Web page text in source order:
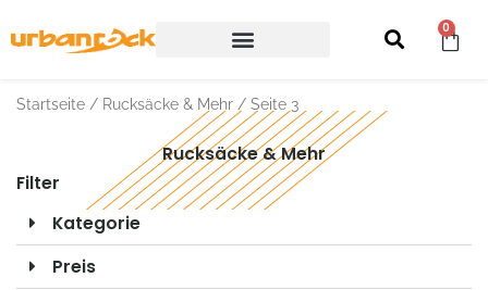
Inhalt
0
Startseite / Rucksäcke & Mehr / Seite 3
Rucksäcke & Mehr
Filter
Kategorie
Preis